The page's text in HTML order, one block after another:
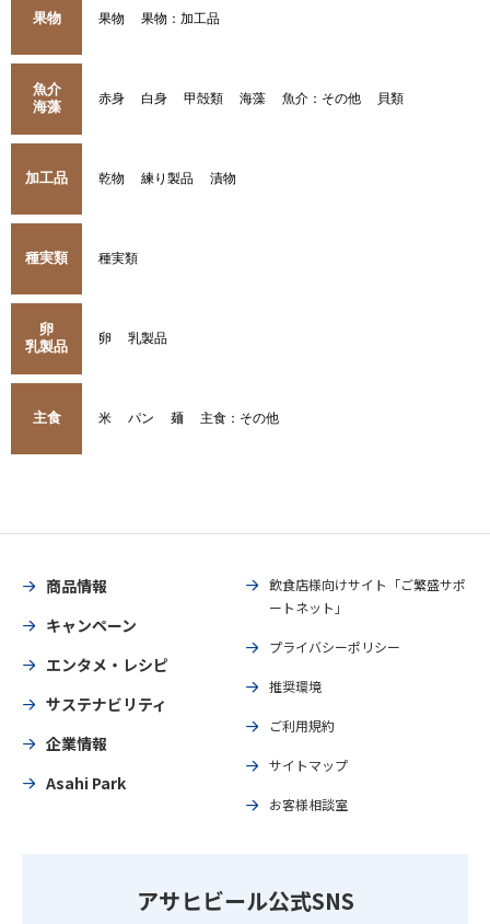
果物 果物 果物：加工品
魚介
海藻
赤身 白身 甲殻類 海藻 魚介：その他 貝類
加工品 乾物 練り製品 漬物
種実類 種実類
卵
乳製品
卵 乳製品
主食 米 パン 麺 主食：その他
商品情報
キャンペーン
エンタメ・レシピ
サステナビリティ
企業情報
Asahi Park
飲食店様向けサイト「ご繁盛サポ
ートネット」
プライバシーポリシー
推奨環境
ご利用規約
サイトマップ
お客様相談室
アサヒビール公式SNS